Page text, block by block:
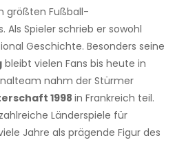
größten Fußball-
Als Spieler schrieb er sowohl
Geschichte. Besonders seine
bleibt vielen Fans bis heute in
nahm der Stürmer
1998 in Frankreich teil.
Länderspiele für
Jahre als prägende Figur des